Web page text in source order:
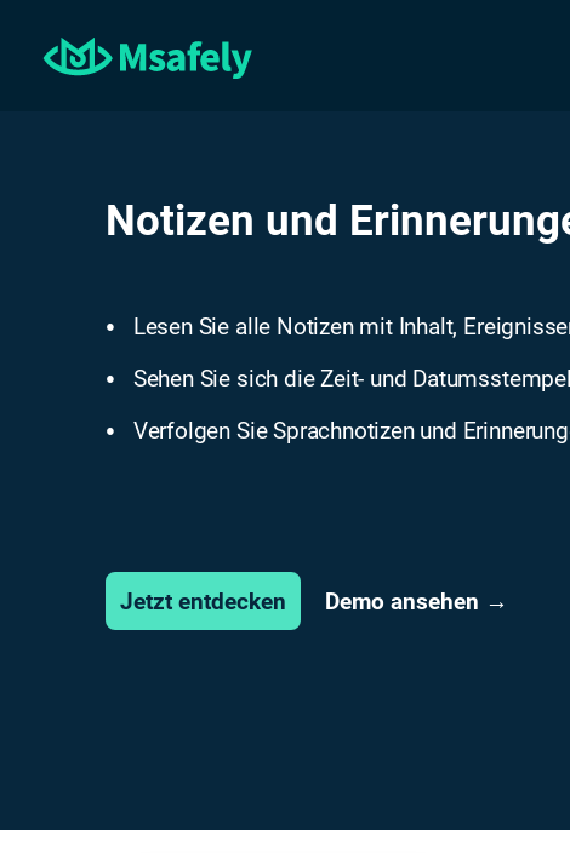
Notizen und
● Lesen Sie alle Notizen mit Inhalt,
● Sehen Sie sich die Zeit- und
● Verfolgen Sie Sprachnotizen und
Jetzt entdecken Demo ansehen →